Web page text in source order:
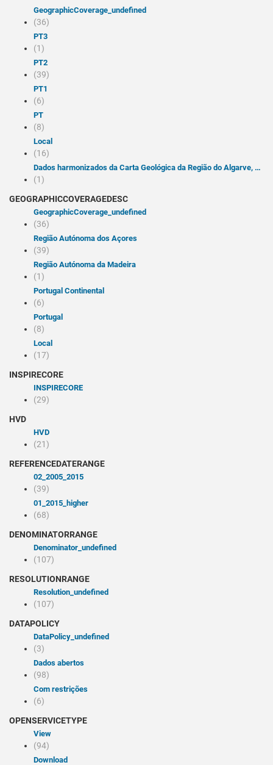
geographicCoverage_undefined
(36)
PT3
(1)
PT2
(39)
PT1
(6)
PT
(8)
Local
(16)
Dados harmonizados da Carta Geológica da Região do Algarve, escala 1:100 000 - Folha do Barlavento (Serviço de visualização WMS INSPIRE 1.3.0) Harmonised Geological Map Data of Algarve Region, scale 1:100 000 - West Sheet (INSPIRE view service WMS 1.3.0) 2023-10-23 creation 2025-03-18 publication Serviço de visualização INSPIRE dos dados harmonizados da Carta Geológica da Região do Algarve à escala 1:100 000, constituído apenas pela folha do Barlavento. Os níveis de informação disponibilizados são as Unidades Geológicas, classificadas segundo as litologias e idades dos vocabulários INSPIRE. INSPIRE view service providing Portugal onshore bedrock geological data at 1:100 000 scale. Layers depicting Geologic Units classified according to ages and lithologies from INSPIRE vocabularies are available. Cumprimento da Diretiva INSPIRE. Laboratório Nacional de Energia e Geologia, I.P. Unidade de Informação Geocientífica Laboratório Nacional de Energia e Geologia, I.P. National Laboratory of Energy and Geology, P.I. (+351) 210 924 600 (+351) 217 163 806 Estrada da Portela-Bairro do Zambujal-Alfragide Amadora 2610-999 Portugal geoportal@lneg.pt pointOfContact notPlanned INSPIRECORE Options 2019-01-01 publication infoMapAccessService ISO - 19119 geographic services taxonomy 2010-01-19 publication LNEG Carta Geológica Geologia WMS SNIG Geologia Harmonizada Barlavento LGM Inspire view service Harmonised Geology GE Portugal Algarve Faro place infoMapAccessService ISO 19119 service taxonomy 2013-01-01 publication otherRestrictions Acesso público sem restrições otherRestrictions acesso e uso sem condições view true -9.22 -7.00 36.95 37.50 true PT15 tight GetCapabilities XML https://inspire.lneg.pt/arcgis/services/CartografiaGeologica/CGP100k/MapServer/WMSServer?request=GetCapabilities&service=WMS
(1)
GEOGRAPHICCOVERAGEDESC
geographicCoverage_undefined
(36)
Região Autónoma dos Açores
(39)
Região Autónoma da Madeira
(1)
Portugal Continental
(6)
Portugal
(8)
Local
(17)
INSPIRECORE
INSPIRECORE
(29)
HVD
HVD
(21)
REFERENCEDATERANGE
02_2005_2015
(39)
01_2015_higher
(68)
DENOMINATORRANGE
denominator_undefined
(107)
RESOLUTIONRANGE
resolution_undefined
(107)
DATAPOLICY
dataPolicy_undefined
(3)
Dados abertos
(98)
Com restrições
(6)
OPENSERVICETYPE
view
(94)
Download